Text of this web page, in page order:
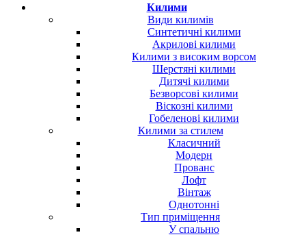
Килими
Види килимів
Синтетичні килими
Акрилові килими
Килими з високим ворсом
Шерстяні килими
Дитячі килими
Безворсові килими
Віскозні килими
Гобеленові килими
Килими за стилем
Класичний
Модерн
Прованс
Лофт
Вінтаж
Однотонні
Тип приміщення
У спальню